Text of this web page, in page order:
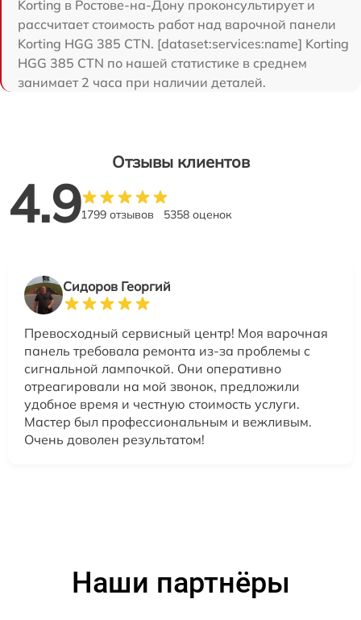
Korting в Ростове-на-Дону проконсультирует и
рассчитает стоимость работ над варочной панели
Korting HGG 385 CTN. [dataset:services:name] Korting
HGG 385 CTN по нашей статистике в среднем
занимает 2 часа при наличии деталей.
Отзывы клиентов
4.91799 отзывов 5358 оценок
Сидоров Георгий
Превосходный сервисный центр! Моя варочная
панель требовала ремонта из-за проблемы с
сигнальной лампочкой. Они оперативно
отреагировали на мой звонок, предложили
удобное время и честную стоимость услуги.
Мастер был профессиональным и вежливым.
Очень доволен результатом!
Наши партнёры